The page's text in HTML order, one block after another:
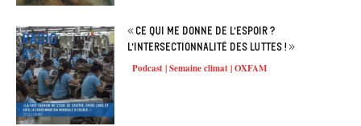
« Ce qui me donne de l’espoir ?
L’intersectionnalité des luttes ! »
Podcast | Semaine climat | OXFAM